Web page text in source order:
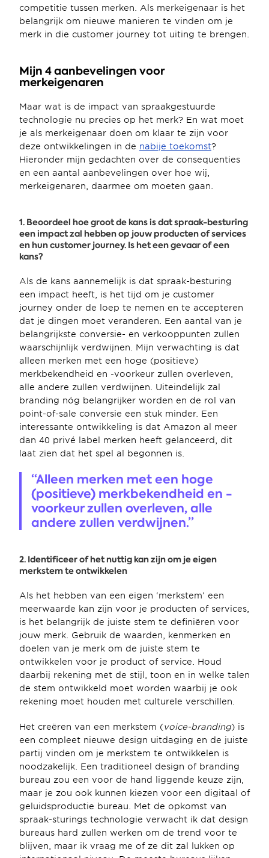
competitie tussen merken. Als merkeigenaar is het
belangrijk om nieuwe manieren te vinden om je
merk in die customer journey tot uiting te brengen.
Mijn 4 aanbevelingen voor
merkeigenaren
Maar wat is de impact van spraakgestuurde
technologie nu precies op het merk? En wat moet
je als merkeigenaar doen om klaar te zijn voor
deze ontwikkelingen in de nabije toekomst?
Hieronder mijn gedachten over de consequenties
en een aantal aanbevelingen over hoe wij,
merkeigenaren, daarmee om moeten gaan.
1. Beoordeel hoe groot de kans is dat spraak-besturing
een impact zal hebben op jouw producten of services
en hun customer journey. Is het een gevaar of een
kans?
Als de kans aannemelijk is dat spraak-besturing
een impact heeft, is het tijd om je customer
journey onder de loep te nemen en te accepteren
dat je dingen moet veranderen. Een aantal van je
belangrijkste conversie- en verkooppunten zullen
waarschijnlijk verdwijnen. Mijn verwachting is dat
alleen merken met een hoge (positieve)
merkbekendheid en -voorkeur zullen overleven,
alle andere zullen verdwijnen. Uiteindelijk zal
branding nóg belangrijker worden en de rol van
point-of-sale conversie een stuk minder. Een
interessante ontwikkeling is dat Amazon al meer
dan 40 privé label merken heeft gelanceerd, dit
laat zien dat het spel al begonnen is.
“Alleen merken met een hoge
(positieve) merkbekendheid en -
voorkeur zullen overleven, alle
andere zullen verdwijnen.”
2. Identificeer of het nuttig kan zijn om je eigen
merkstem te ontwikkelen
Als het hebben van een eigen ‘merkstem’ een
meerwaarde kan zijn voor je producten of services,
is het belangrijk de juiste stem te definiëren voor
jouw merk. Gebruik de waarden, kenmerken en
doelen van je merk om de juiste stem te
ontwikkelen voor je product of service. Houd
daarbij rekening met de stijl, toon en in welke talen
de stem ontwikkeld moet worden waarbij je ook
rekening moet houden met culturele verschillen.
Het creëren van een merkstem (voice-branding) is
een compleet nieuwe design uitdaging en de juiste
partij vinden om je merkstem te ontwikkelen is
noodzakelijk. Een traditioneel design of branding
bureau zou een voor de hand liggende keuze zijn,
maar je zou ook kunnen kiezen voor een digitaal of
geluidsproductie bureau. Met de opkomst van
spraak-sturings technologie verwacht ik dat design
bureaus hard zullen werken om de trend voor te
blijven, maar ik vraag me of ze dit zal lukken op